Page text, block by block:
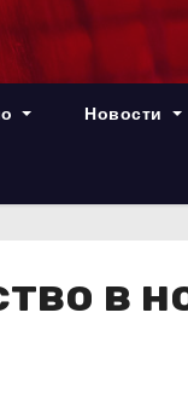
Новости
в